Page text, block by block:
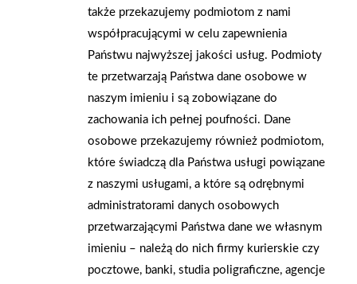
nad przyszłością. Dziękujemy Grupie PSB za wieloletnią
współpracę oraz wsparcie, które miało istotny wpływ na
rozwój naszej firmy. Z dumą patrzymy na nasze osiągnięcia i z
optymizmem wchodzimy w kolejne lata działalności — gotowi
stawiać czoła nowym wyzwaniom oraz dalej budować silną
pozycję na lokalnym rynku materiałów budowlanych.
AKTUALNOŚCI
także przekazujemy podmiotom z nami
współpracującymi w celu zapewnienia
Państwu najwyższej jakości usług. Podmioty
te przetwarzają Państwa dane osobowe w
naszym imieniu i są zobowiązane do
zachowania ich pełnej poufności. Dane
osobowe przekazujemy również podmiotom,
które świadczą dla Państwa usługi powiązane
z naszymi usługami, a które są odrębnymi
administratorami danych osobowych
przetwarzającymi Państwa dane we własnym
imieniu – należą do nich firmy kurierskie czy
pocztowe, banki, studia poligraficzne, agencje